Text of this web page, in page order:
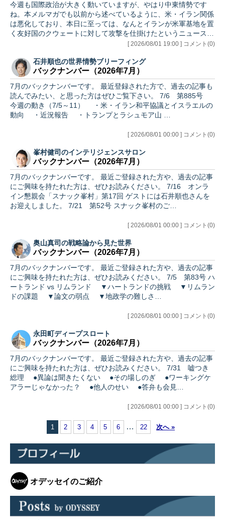
今週も国際政治が大きく動いていますが、やはり中東情勢です
ね。本メルマガでも以前から述べているように、米・イラン関係
は悪化しており、本日に至っては、なんとイランが米軍基地を置
く友好国のクウェートに対して攻撃を仕掛けたというニュースが
[ 2026/08/01 19:00 ] コメント(0)
石井順也の世界情勢ブリーフィング
バックナンバー（2026年7月）
7月のバックナンバーです。 最近登録された方で、過去の記事も
読んでみたい、と思った方はぜひご覧下さい。 7/6 第885号
今週の動き（7/5～11） ・米・イラン和平協議とイスラエルの
[ 2026/08/01 00:00 ] コメント(0)
峯村健司のインテリジェンスサロン
バックナンバー（2026年7月）
7月のバックナンバーです。 最近ご登録された方や、過去の記事
にご興味を持たれた方は、ぜひお読みください。 7/16 オンラ
イン懇親会「スナック峯村」第17回 ゲストには石井順也さんを
お迎えしました。 7/21 第52号 スナック峯村のご…
[ 2026/08/01 00:00 ] コメント(0)
奥山真司の戦略論から見た世界
バックナンバー（2026年7月）
7月のバックナンバーです。 最近ご登録された方や、過去の記事
にご興味を持たれた方は、ぜひお読みください。 7/5 第83号 ハ
ートランド vs リムランド ▼ハートランドの挑戦 ▼リムラン
ドの課題 ▼論文の弱点 ▼地政学の難しさ…
[ 2026/08/01 00:00 ] コメント(0)
永田町ディープスロート
バックナンバー（2026年7月）
7月のバックナンバーです。 最近ご登録された方や、過去の記事
にご興味を持たれた方は、ぜひお読みください。 7/31 嘘つき
総理 ●異論は聞きたくない ●その場しのぎ ●ワーキングケ
アラーじゃなかった？ ●他人のせい ●答弁も会見…
[ 2026/08/01 00:00 ] コメント(0)
1 2 3 4 5 6 … 22 次へ »
オデッセイのご紹介